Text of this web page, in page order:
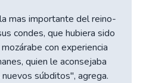
mas importante del reino-
condes, que hubiera sido
con experiencia
quien le aconsejaba
súbditos", agrega.